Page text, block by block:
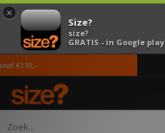
×
Size?
size?
GRATIS - in Google play
€110,-
Home Dames